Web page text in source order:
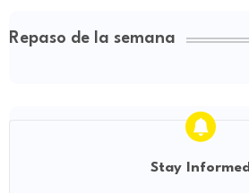
Repaso de la semana
Stay Informed